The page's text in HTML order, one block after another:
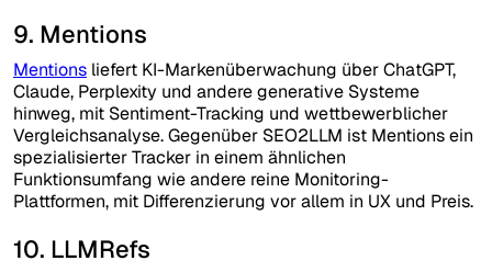
9. Mentions
Mentions liefert KI-Markenüberwachung über ChatGPT,
Claude, Perplexity und andere generative Systeme
hinweg, mit Sentiment-Tracking und wettbewerblicher
Vergleichsanalyse. Gegenüber SEO2LLM ist Mentions ein
spezialisierter Tracker in einem ähnlichen
Funktionsumfang wie andere reine Monitoring-
Plattformen, mit Differenzierung vor allem in UX und Preis.
10. LLMRefs